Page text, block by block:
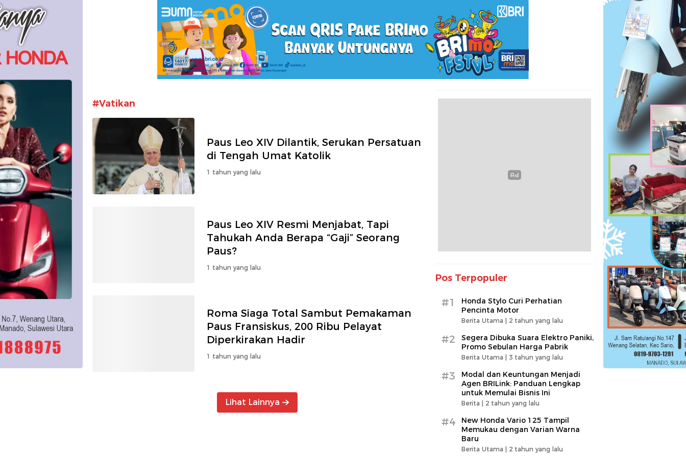
#Vatikan
Paus Leo XIV Dilantik, Serukan Persatuan
di Tengah Umat Katolik
1 tahun yang lalu
Paus Leo XIV Resmi Menjabat, Tapi
Tahukah Anda Berapa “Gaji” Seorang
Paus?
1 tahun yang lalu
Roma Siaga Total Sambut Pemakaman
Paus Fransiskus, 200 Ribu Pelayat
Diperkirakan Hadir
1 tahun yang lalu
Lihat Lainnya
Pos Terpopuler
#1
Honda Stylo Curi Perhatian
Pencinta Motor
Berita Utama | 2 tahun yang lalu
#2
Segera Dibuka Suara Elektro Paniki,
Promo Sebulan Harga Pabrik
Berita Utama | 3 tahun yang lalu
#3
Modal dan Keuntungan Menjadi
Agen BRILink: Panduan Lengkap
untuk Memulai Bisnis Ini
Berita | 2 tahun yang lalu
#4
New Honda Vario 125 Tampil
Memukau dengan Varian Warna
Baru
Berita Utama | 2 tahun yang lalu